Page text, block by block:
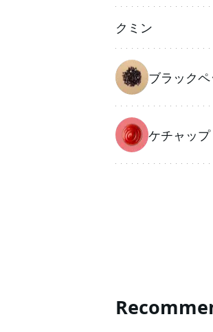
クミン
ブラック
ケチャップ